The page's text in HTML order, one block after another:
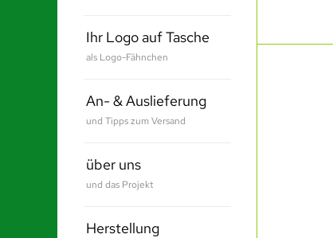
Ihr Logo auf Tasche
als Logo-Fähnchen
An- & Auslieferung
und Tipps zum Versand
über uns
und das Projekt
Herstellung